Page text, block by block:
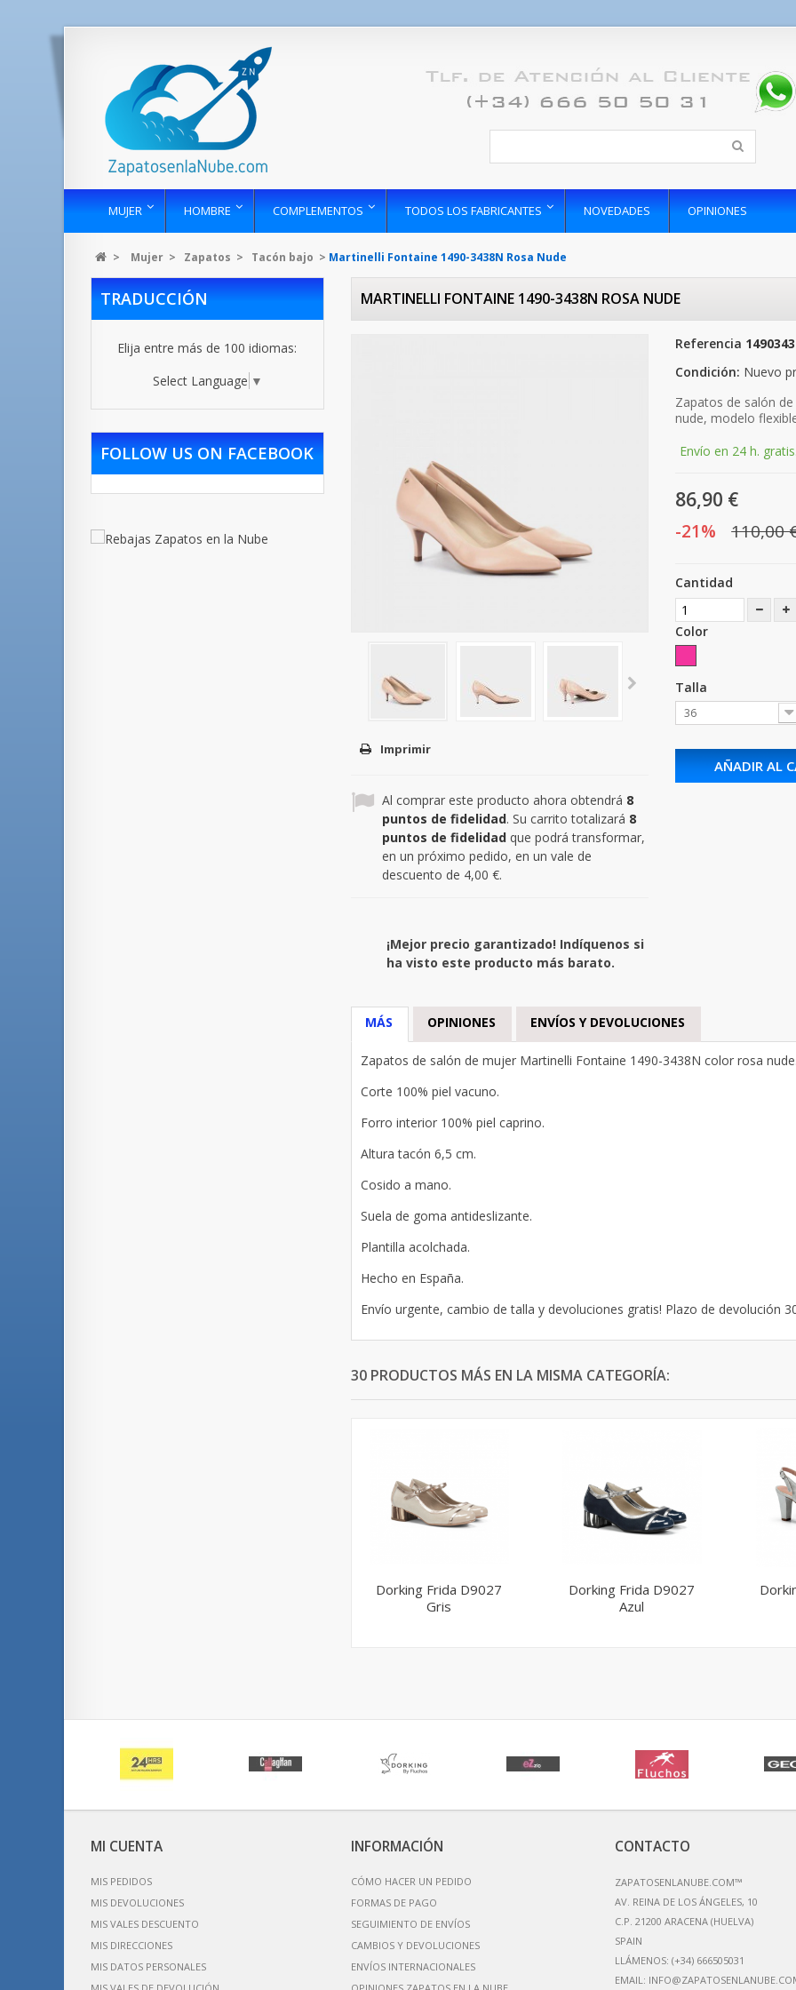
MUJER HOMBRE COMPLEMENTOS TODOS LOS FABRICANTES NOVEDADES OPINIONES
> Mujer > Zapatos > Tacón bajo > Martinelli Fontaine 1490-3438N Rosa Nude
TRADUCCIÓN
Elija entre más de 100 idiomas:
Select Language ▼
FOLLOW US ON FACEBOOK
MARTINELLI FONTAINE 1490-3438N ROSA NUDE
Imprimir
Al comprar este producto ahora obtendrá 8
puntos de fidelidad. Su carrito totalizará 8
puntos de fidelidadque podrá transformar,
en un próximo pedido, en un vale de
descuento de 4,00 €.
¡Mejor precio garantizado! Indíquenos si
ha visto este producto más barato.
Referencia
Condición: Nuevo
Zapatos de salón
nude, modelo
Envío en 24 h.
86,90 €
-21% 110,00
Cantidad
Color
Talla
36
AÑADIR AL
MÁS OPINIONES ENVÍOS Y DEVOLUCIONES
Zapatos de salón de mujer Martinelli Fontaine 1490-3438N color rosa
Corte 100% piel vacuno.
Forro interior 100% piel caprino.
Altura tacón 6,5 cm.
Cosido a mano.
Suela de goma antideslizante.
Plantilla acolchada.
Hecho en España.
Envío urgente, cambio de talla y devoluciones gratis! Plazo de devolución
30 PRODUCTOS MÁS EN LA MISMA CATEGORÍA:
Dorking Frida D9027
Gris
Dorking Frida D9027
Azul
MI CUENTA
MIS PEDIDOS
MIS DEVOLUCIONES
MIS VALES DESCUENTO
MIS DIRECCIONES
MIS DATOS PERSONALES
INFORMACIÓN
CÓMO HACER UN PEDIDO
FORMAS DE PAGO
SEGUIMIENTO DE ENVÍOS
CAMBIOS Y DEVOLUCIONES
ENVÍOS INTERNACIONALES
CONTACTO
ZAPATOSENLANUBE.COM™
AV. REINA DE LOS ÁNGELES, 10
C.P. 21200 ARACENA (HUELVA)
LLÁMENOS: (+34) 666505031
EMAIL: